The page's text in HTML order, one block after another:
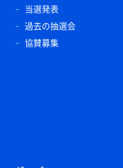
当選発表
過去の抽選会
協賛募集